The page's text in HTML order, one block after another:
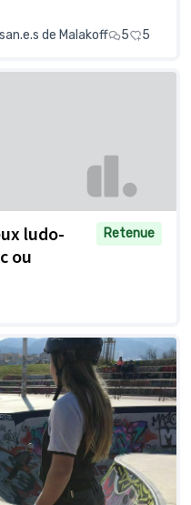
de Malakoff 5 5
ludo-
ou
Retenue